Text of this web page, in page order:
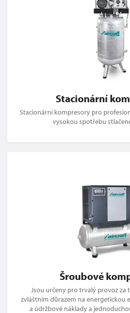
Stacionární
Stacionární kompresory pro
vysokou spotřebu
Šroubové
Jsou určeny pro trvalý provoz za
zvláštním důrazem na energetickou
a údržbové náklady a